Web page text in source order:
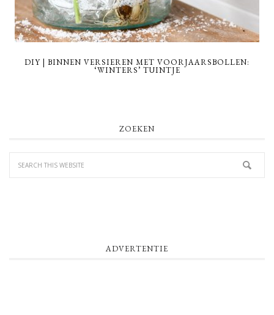
DIY | BINNEN VERSIEREN MET VOORJAARSBOLLEN:
‘WINTERS’ TUINTJE
ZOEKEN
ADVERTENTIE